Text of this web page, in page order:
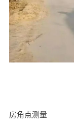
房角点测量